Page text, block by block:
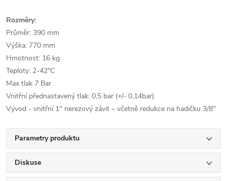
Rozměry:
Průměr: 390 mm
Výška: 770 mm
Hmotnost: 16 kg
Teploty: 2-42°C
Max tlak 7 Bar
Vnitřní přednastavený tlak: 0,5 bar (+/- 0,14bar)
Vývod - vnitřní 1" nerezový závit – včetně redukce na hadičku 3/8"
Parametry produktu
Diskuse